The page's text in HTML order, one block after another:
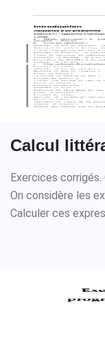
Calcul
Exercices
On considère les
Calculer ces